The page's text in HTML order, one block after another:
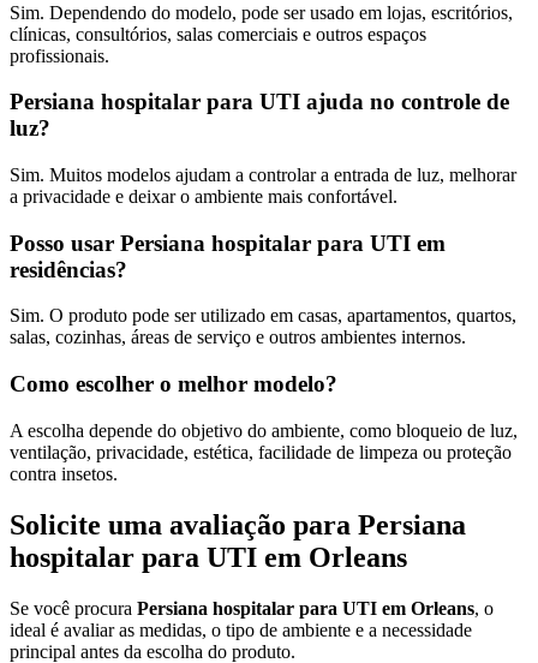
Sim. Dependendo do modelo, pode ser usado em lojas, escritórios,
clínicas, consultórios, salas comerciais e outros espaços
profissionais.
Persiana hospitalar para UTI ajuda no controle de
luz?
Sim. Muitos modelos ajudam a controlar a entrada de luz, melhorar
a privacidade e deixar o ambiente mais confortável.
Posso usar Persiana hospitalar para UTI em
residências?
Sim. O produto pode ser utilizado em casas, apartamentos, quartos,
salas, cozinhas, áreas de serviço e outros ambientes internos.
Como escolher o melhor modelo?
A escolha depende do objetivo do ambiente, como bloqueio de luz,
ventilação, privacidade, estética, facilidade de limpeza ou proteção
contra insetos.
Solicite uma avaliação para Persiana
hospitalar para UTI em Orleans
Se você procura Persiana hospitalar para UTI em Orleans, o
ideal é avaliar as medidas, o tipo de ambiente e a necessidade
principal antes da escolha do produto.